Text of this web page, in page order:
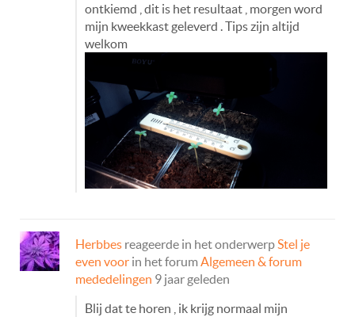
ontkiemd , dit is het resultaat , morgen word
mijn kweekkast geleverd . Tips zijn altijd
welkom
Herbbes reageerde in het onderwerpStel je
even voor in het forum Algemeen & forum
mededelingen 9 jaar geleden
Blij dat te horen , ik krijg normaal mijn